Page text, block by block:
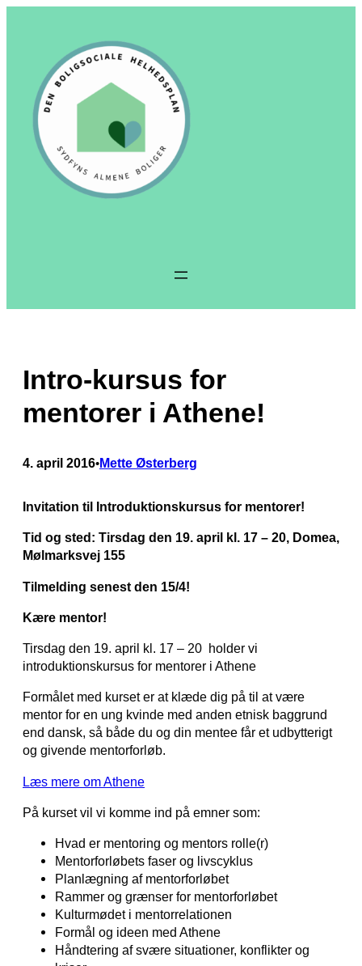
Intro-kursus for
mentorer i Athene!
4. april 2016•Mette Østerberg
Invitation til Introduktionskursus for mentorer!
Tid og sted: Tirsdag den 19. april kl. 17 – 20, Domea,
Mølmarksvej 155
Tilmelding senest den 15/4!
Kære mentor!
Tirsdag den 19. april kl. 17 – 20 holder vi
introduktionskursus for mentorer i Athene
Formålet med kurset er at klæde dig på til at være
mentor for en ung kvinde med anden etnisk baggrund
end dansk, så både du og din mentee får et udbytterigt
og givende mentorforløb.
Læs mere om Athene
På kurset vil vi komme ind på emner som:
Hvad er mentoring og mentors rolle(r)
Mentorforløbets faser og livscyklus
Planlægning af mentorforløbet
Rammer og grænser for mentorforløbet
Kulturmødet i mentorrelationen
Formål og ideen med Athene
Håndtering af svære situationer, konflikter og